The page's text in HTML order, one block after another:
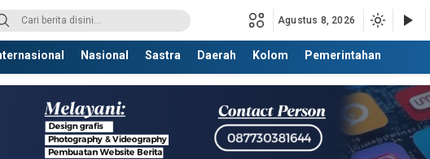
Agustus 8, 2026
Nasional Sastra Daerah Kolom Pemerintahan